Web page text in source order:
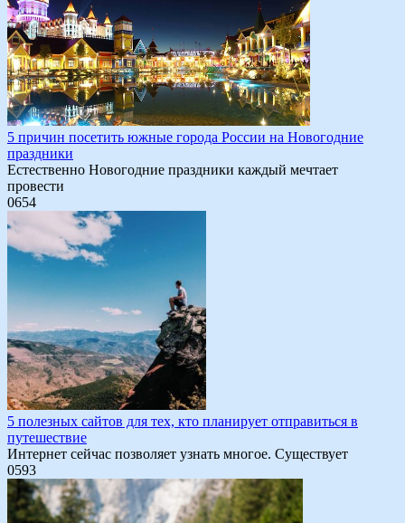
5 причин посетить южные города России на Новогодние
праздники
Естественно Новогодние праздники каждый мечтает
провести
0654
5 полезных сайтов для тех, кто планирует отправиться в
путешествие
Интернет сейчас позволяет узнать многое. Существует
0593